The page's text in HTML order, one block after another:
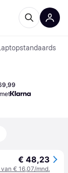
€ 48,23
€ 16,07/mnd.